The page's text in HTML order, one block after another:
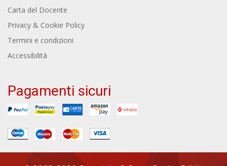
Carta del Docente
Privacy & Cookie Policy
Termini e condizioni
Accessibilità
Pagamenti sicuri